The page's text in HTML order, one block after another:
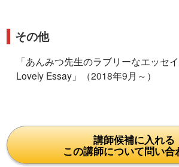
その他
「あんみつ先生のラブリーなエッセ
Lovely Essay 」（2018年9月～）
講師候補に入れる
この講師について問い合